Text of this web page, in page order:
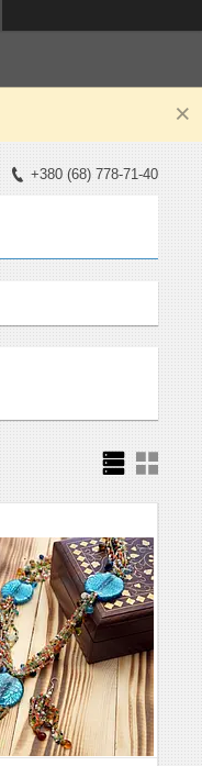
+380 (68) 778-71-40